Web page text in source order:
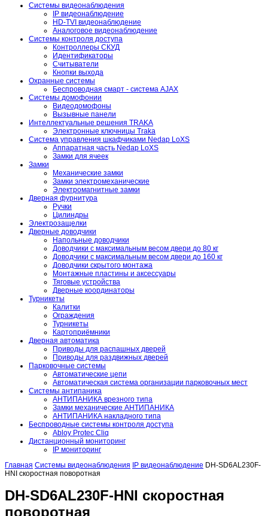
Системы видеонаблюдения
IP видеонаблюдение
HD-TVI видеонаблюдение
Аналоговое видеонаблюдение
Системы контроля доступа
Контроллеры СКУД
Идентификаторы
Считыватели
Кнопки выхода
Охранные системы
Беспроводная смарт - система AJAX
Системы домофонии
Видеодомофоны
Вызывные панели
Интеллектуальные решения TRAKA
Электронные ключницы Traka
Система управления шкафчиками Nedap LoXS
Аппаратная часть Nedap LoXS
Замки для ячеек
Замки
Механические замки
Замки электромеханические
Электромагнитные замки
Дверная фурнитура
Ручки
Цилиндры
Электрозащелки
Дверные доводчики
Напольные доводчики
Доводчики с максимальным весом двери до 80 кг
Доводчики с максимальным весом двери до 160 кг
Доводчики скрытого монтажа
Монтажные пластины и аксессуары
Тяговые устройства
Дверные координаторы
Турникеты
Калитки
Ограждения
Турникеты
Картоприёмники
Дверная автоматика
Приводы для распашных дверей
Приводы для раздвижных дверей
Парковочные системы
Автоматические цепи
Автоматическая система организации парковочных мест
Системы антипаника
АНТИПАНИКА врезного типа
Замки механические АНТИПАНИКА
АНТИПАНИКА накладного типа
Беспроводные системы контроля доступа
Abloy Protec Cliq
Дистанционный мониторинг
IP мониторинг
Главная Системы видеонаблюдения IP видеонаблюдение DH-SD6AL230F-
HNI скоростная поворотная
DH-SD6AL230F-HNI скоростная
поворотная